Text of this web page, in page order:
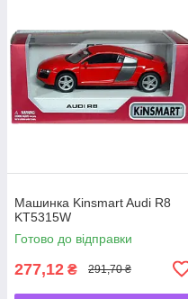
Машинка Kinsmart Audi R8
KT5315W
Готово до відправки
277,12 ₴ 291,70 ₴